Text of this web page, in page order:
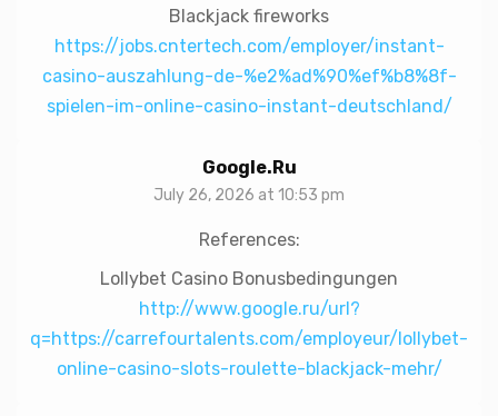
Blackjack fireworks
https://jobs.cntertech.com/employer/instant-
casino-auszahlung-de-%e2%ad%90%ef%b8%8f-
spielen-im-online-casino-instant-deutschland/
Google.ru
July 26, 2026 at 10:53 pm
References:
Lollybet Casino Bonusbedingungen
http://www.google.ru/url?
q=https://carrefourtalents.com/employeur/lollybet-
online-casino-slots-roulette-blackjack-mehr/